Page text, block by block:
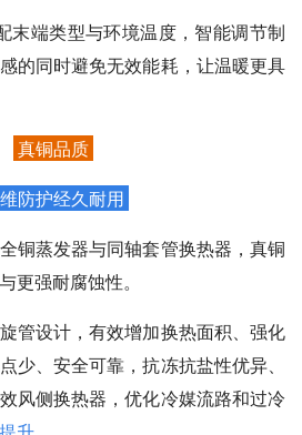
末端类型与环境温度，智能调节制
的同时避免无效能耗，让温暖更具
真铜品质
防护经久耐用
铜蒸发器与同轴套管换热器，真铜
更强耐腐蚀性。
管设计，有效增加换热面积、强化
少、安全可靠，抗冻抗盐性优异、
风侧换热器，优化冷媒流路和过冷